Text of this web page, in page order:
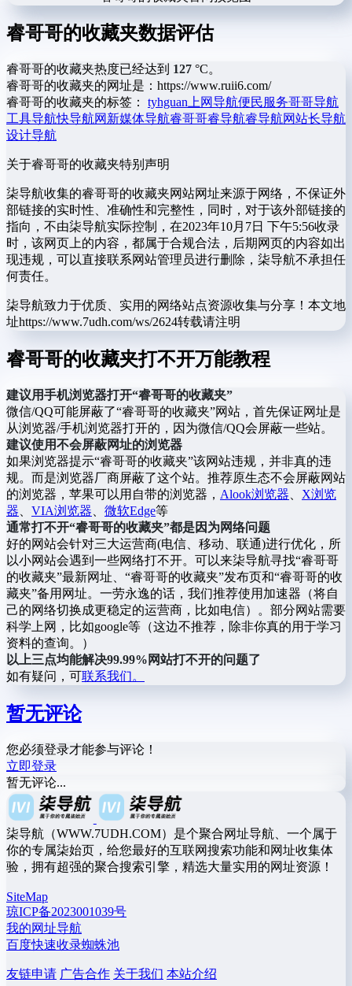
睿哥哥的收藏夹数据评估
睿哥哥的收藏夹热度已经达到 127 °C。
睿哥哥的收藏夹的网址是：https://www.ruii6.com/
睿哥哥的收藏夹的标签： tyhguan 上网导航便民服务哥哥导航
工具导航快导航网 新媒体导航睿哥哥睿导航睿导航网站长导航
设计导航
关于睿哥哥的收藏夹特别声明
柒导航收集的睿哥哥的收藏夹网站网址来源于网络，不保证外
部链接的实时性、准确性和完整性，同时，对于该外部链接的
指向，不由柒导航实际控制，在2023年10月7日 下午5:56收录
时，该网页上的内容，都属于合规合法，后期网页的内容如出
现违规，可以直接联系网站管理员进行删除，柒导航不承担任
何责任。
柒导航致力于优质、实用的网络站点资源收集与分享！ 本文地
址https://www.7udh.com/ws/2624转载请注明
睿哥哥的收藏夹打不开万能教程
建议用手机浏览器打开“睿哥哥的收藏夹”
微信/QQ可能屏蔽了“睿哥哥的收藏夹”网站，首先保证网址是
从浏览器/手机浏览器打开的，因为微信/QQ会屏蔽一些站。
建议使用不会屏蔽网址的浏览器
如果浏览器提示“睿哥哥的收藏夹”该网站违规，并非真的违
规。而是浏览器厂商屏蔽了这个站。推荐原生态不会屏蔽网站
的浏览器，苹果可以用自带的浏览器， Alook浏览器
X浏览
器
VIA浏览器 微软Edge等
通常打不开“睿哥哥的收藏夹”都是因为网络问题
好的网站会针对三大运营商(电信、移动、联通)进行优化，所
以小网站会遇到一些网络打不开。可以来柒导航寻找“睿哥哥
的收藏夹”最新网址、“睿哥哥的收藏夹”发布页和“睿哥哥的收
藏夹”备用网址。一劳永逸的话，我们推荐使用加速器（将自
己的网络切换成更稳定的运营商，比如电信）。部分网站需要
科学上网，比如google等（这边不推荐，除非你真的用于学习
资料的查询。）
以上三点均能解决99.99%网站打不开的问题了
如有疑问，可联系我们。
暂无评论
您必须登录才能参与评论！
立即登录
暂无评论...
柒导航（WWW.7UDH.COM）是个聚合网址导航、一个属于
你的专属柒始页，给您最好的互联网搜索功能和网址收集体
验，拥有超强的聚合搜索引擎，精选大量实用的网址资源！
SiteMap
琼ICP备2023001039号
我的网址导航
百度快速收录蜘蛛池
友链申请 广告合作 关于我们 本站介绍